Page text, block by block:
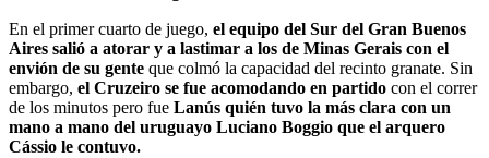
En el primer cuarto de juego, el equipo del Sur del Gran Buenos
Aires salió a atorar y a lastimar a los de Minas Gerais con el
envión de su gente que colmó la capacidad del recinto granate. Sin
embargo, el Cruzeiro se fue acomodando en partido con el correr
de los minutos pero fue Lanús quién tuvo la más clara con un
mano a mano del uruguayo Luciano Boggio que el arquero
Cássio le contuvo.